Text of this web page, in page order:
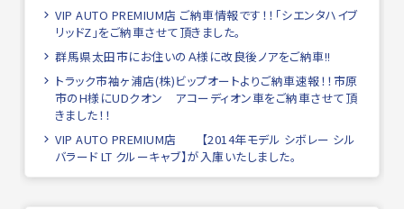
VIP AUTO PREMIUM店 ご納車情報です！！「シエンタハイブ
リッドZ」をご納車させて頂きました。
群馬県太田市にお住いのＡ様に改良後ノアをご納車!!
トラック市袖ヶ浦店(株)ビップオートよりご納車速報！！市原
市のH様にUDクオン アコーディオン車をご納車させて頂
きました！！
VIP AUTO PREMIUM店 【2014年モデル シボレー シル
バラード LT クルーキャブ】が入庫いたしました。